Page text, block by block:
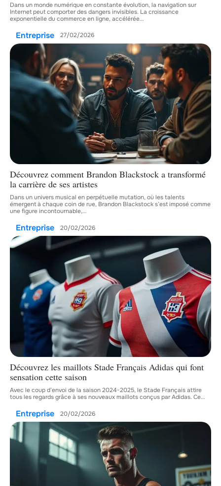
Dans un monde numérique en constante évolution, la navigation sur
Internet peut comporter des dangers invisibles. La croissance
exponentielle du commerce en ligne, accélérée…
Entreprise 27/02/2026
Découvrez comment Brandon Blackstock a transformé
la carrière de ses artistes
Dans un univers musical en perpétuelle mutation, où les talents
émergent à chaque coin de rue, Brandon Blackstock s’est imposé comme
une figure incontournable,…
Entreprise 20/02/2026
Découvrez les maillots Stade Français Adidas qui font
sensation cette saison
Avec le coup d’envoi de la saison 2024-2025, le Stade Français attire
tous les regards grâce à ses nouveaux maillots conçus par Adidas. Ce…
Entreprise 20/02/2026